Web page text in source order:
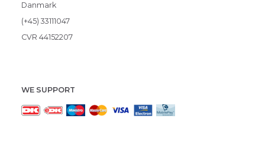
Danmark
(+45) 33111047
CVR 44152207
WE SUPPORT